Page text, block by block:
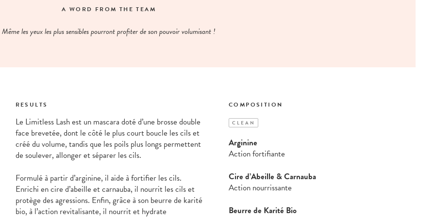
A WORD FROM THE TEAM
Même les yeux les plus sensibles pourront profiter de son pouvoir volumisant !
RESULTS COMPOSITION
Le Limitless Lash est un mascara doté d’une brosse double
face brevetée, dont le côté le plus court boucle les cils et
créé du volume, tandis que les poils plus longs permettent
de soulever, allonger et séparer les cils.
Formulé à partir d’arginine, il aide à fortifier les cils.
Enrichi en cire d’abeille et carnauba, il nourrit les cils et
protège des agressions. Enfin, grâce à son beurre de karité
bio, à l’action revitalisante, il nourrit et hydrate
CLEAN
Arginine
Action fortifiante
Cire d’Abeille & Carnauba
Action nourrissante
Beurre de Karité Bio